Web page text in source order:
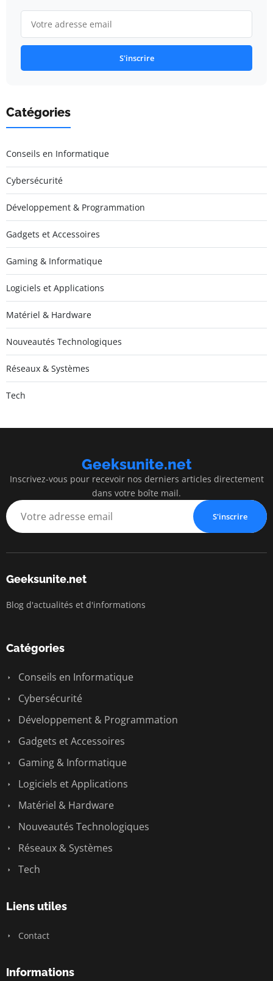
S'inscrire
Catégories
Conseils en Informatique
Cybersécurité
Développement & Programmation
Gadgets et Accessoires
Gaming & Informatique
Logiciels et Applications
Matériel & Hardware
Nouveautés Technologiques
Réseaux & Systèmes
Tech
Geeksunite.net
Inscrivez-vous pour recevoir nos derniers articles directement
dans votre boîte mail.
S'inscrire
Geeksunite.net
Blog d'actualités et d'informations
Catégories
Conseils en Informatique
Cybersécurité
Développement & Programmation
Gadgets et Accessoires
Gaming & Informatique
Logiciels et Applications
Matériel & Hardware
Nouveautés Technologiques
Réseaux & Systèmes
Tech
Liens utiles
Contact
Informations